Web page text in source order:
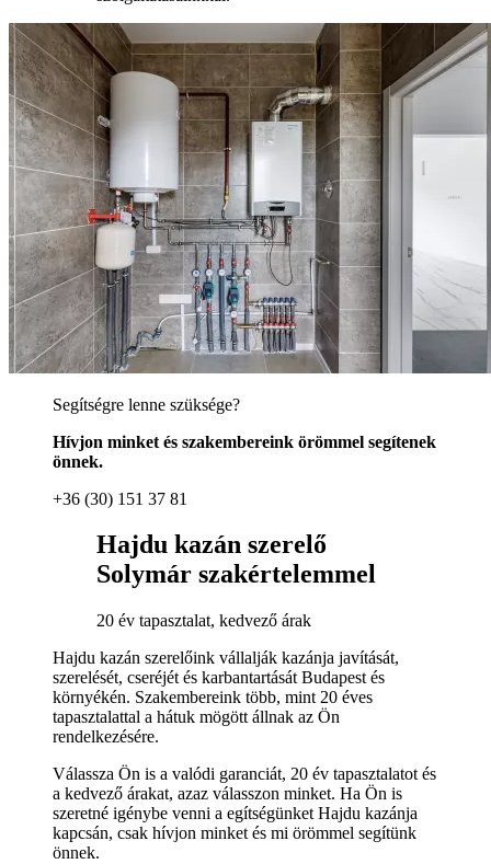
Segítségre lenne szüksége?
Hívjon minket és szakembereink örömmel segítenek
önnek.
+36 (30) 151 37 81
Hajdu kazán szerelő
Solymár szakértelemmel
20 év tapasztalat, kedvező árak
Hajdu kazán szerelőink vállalják kazánja javítását,
szerelését, cseréjét és karbantartását Budapest és
környékén. Szakembereink több, mint 20 éves
tapasztalattal a hátuk mögött állnak az Ön
rendelkezésére.
Válassza Ön is a valódi garanciát, 20 év tapasztalatot és
a kedvező árakat, azaz válasszon minket. Ha Ön is
szeretné igénybe venni a egítségünket Hajdu kazánja
kapcsán, csak hívjon minket és mi örömmel segítünk
önnek.